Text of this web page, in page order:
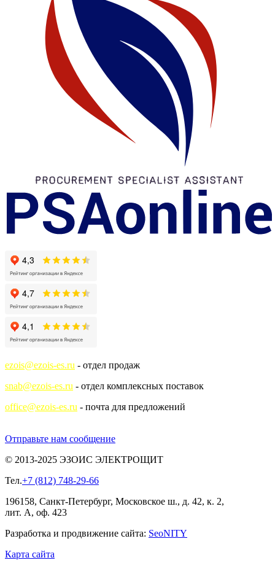
ezois@ezois-es.ru - отдел продаж
snab@ezois-es.ru - отдел комплексных поставок
office@ezois-es.ru - почта для предложений
Отправьте нам сообщение
© 2013-2025 ЭЗОИС ЭЛЕКТРОЩИТ
Тел.+7 (812) 748-29-66
196158, Санкт-Петербург, Московское ш., д. 42, к. 2,
лит. А, оф. 423
Разработка и продвижение сайта: SeoNITY
Карта сайта